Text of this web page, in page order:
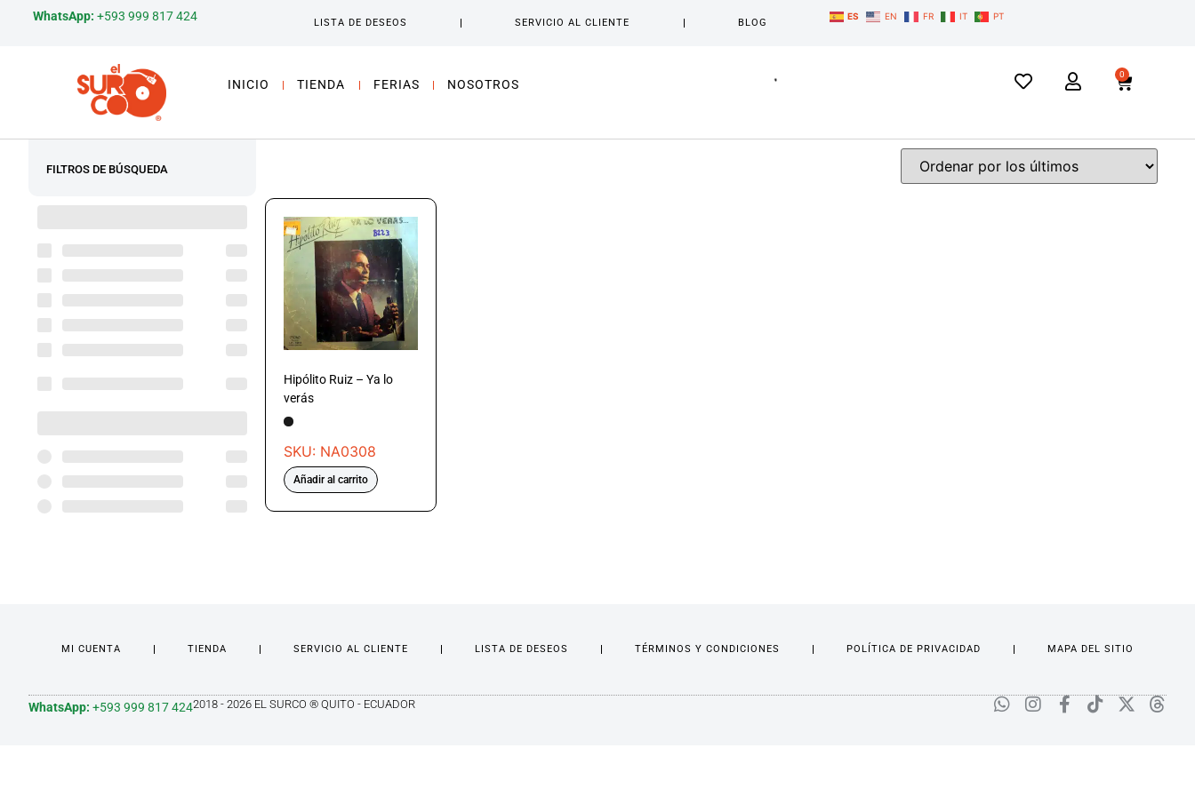
WhatsApp: +593 999 817 424 LISTA DE DESEOS SERVICIO AL CLIENTE BLOG
ES EN FR IT PT
INICIO TIENDA FERIAS NOSOTROS
0
FILTROS DE BÚSQUEDA
Hipólito Ruiz – Ya lo
verás
SKU: NA0308
Añadir al carrito
MI CUENTA TIENDA SERVICIO AL CLIENTE LISTA DE DESEOS TÉRMINOS Y CONDICIONES POLÍTICA DE PRIVACIDAD MAPA DEL SITIO
WhatsApp: +593 999 817 4242018 - 2026 EL SURCO ® QUITO - ECUADOR